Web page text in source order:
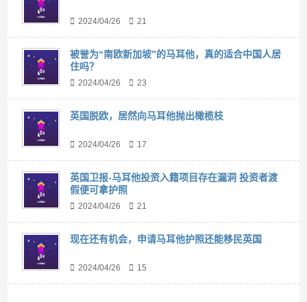
2024/04/26 21
被誉为“南欧新加坡”的马耳他，真的适合中国人居
住吗？
2024/04/26 23
英国脱欧，居然向马耳他抛出橄榄枝
2024/04/26 17
英国卫报-马耳他投资入籍项目存在漏洞 投资者渡
假便可拿护照
2024/04/26 21
现在还有机会，申请马耳他护照还能移民英国
2024/04/26 15